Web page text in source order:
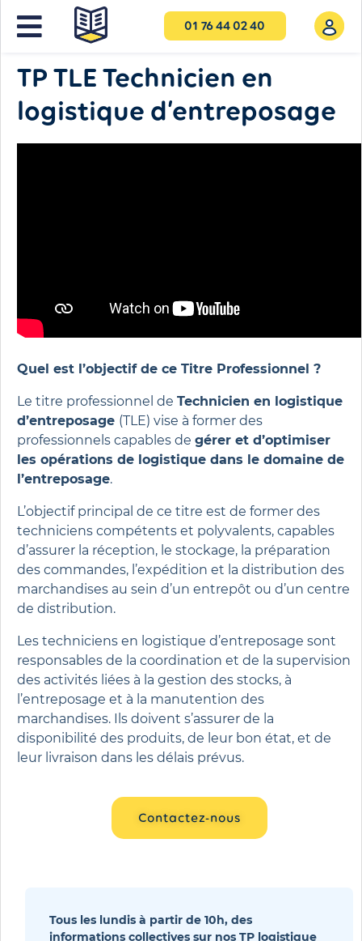
01 76 44 02 40
NOS FORMATIONS
TP TLE Technicien en
logistique d’entreposage
Quel est l’objectif de ce Titre Professionnel ?
Le titre professionnel de Technicien en logistique
d’entreposage (TLE) vise à former des
professionnels capables de gérer et d’optimiser
les opérations de logistique dans le domaine de
l’entreposage.
L’objectif principal de ce titre est de former des
techniciens compétents et polyvalents, capables
d’assurer la réception, le stockage, la préparation
des commandes, l’expédition et la distribution des
marchandises au sein d’un entrepôt ou d’un centre
de distribution.
Les techniciens en logistique d’entreposage sont
responsables de la coordination et de la supervision
des activités liées à la gestion des stocks, à
l’entreposage et à la manutention des
marchandises. Ils doivent s’assurer de la
disponibilité des produits, de leur bon état, et de
leur livraison dans les délais prévus.
Contactez-nous
Tous les lundis à partir de 10h, des
informations collectives sur nos TP logistique